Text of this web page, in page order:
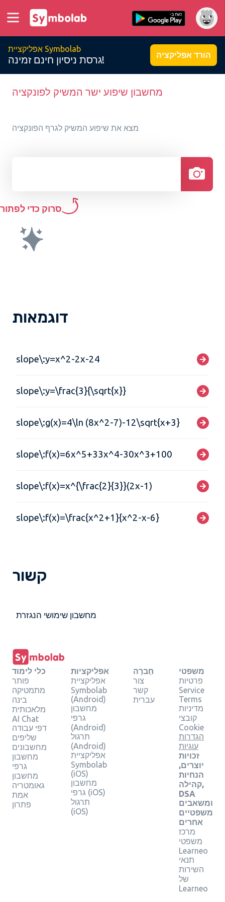
אפליקציית Symbolab
גרסת ניסיון חינם זמינה! הורד אפליקציה
מחשבון שיפוע ישר המשיק לפונקציה
מצא את שיפוע המשיק לגרף הפונקציה
סרוק כדי לפתור
דוגמאות
slope\:y=x^2-2x-24
slope\:y=\frac{3}{\sqrt{x}}
slope\:g(x)=4\ln (8x^2-7)-12\sqrt{x+3}
slope\:f(x)=6x^5+33x^4-30x^3+100
slope\:f(x)=x^{\frac{2}{3}}(2x-1)
slope\:f(x)=\frac{x^2+1}{x^2-x-6}
קשור
מחשבון שימושי הנגזרת
כלי לימוד
פותר
מתמטיקה
בינה
מלאכותית
AI Chat
דפי עבודה
שליפים
מחשבונים
מחשבון
גרפי
מחשבון
גאומטריה
אמת
פתרון
אפליקציות
אפליקציית
Symbolab
(Android)
מחשבון
גרפי
(Android)
תרגול
(Android)
אפליקציית
Symbolab
(iOS)
מחשבון
גרפי (iOS)
תרגול
(iOS)
חֶברָה
צור
קשר
עברית
משפטי
פרטיות
Service
Terms
מדיניות
קובצי
Cookie
הגדרות
עוגיות
זכויות
יוצרים,
הנחיות
קהילה,
DSA
ומשאבים
משפטיים
אחרים
מרכז
משפטי
Learneo
תנאי
השירות
של
Learneo